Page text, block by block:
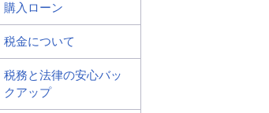
購入ローン
税金について
税務と法律の安心バッ
クアップ